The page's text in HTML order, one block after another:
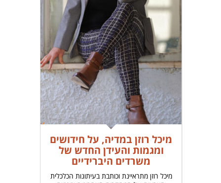
מיכל רוזן במדיה, על חידושים
ומגמות והעידן החדש של
משרדים היברידיים
מיכל רוזן מתראיינת וכותבת בעיתונות הכלכלית